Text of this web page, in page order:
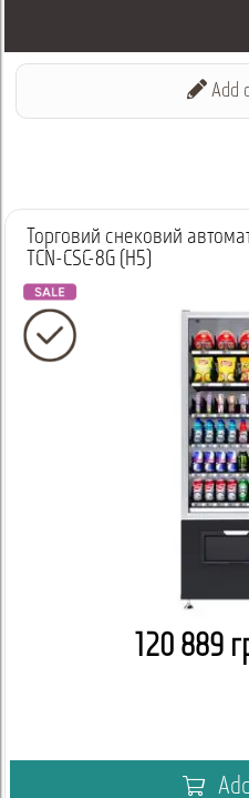
Add
Торговий снековий
TCN-CSC-8G (H5)
120 889